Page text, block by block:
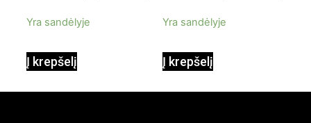
garinamasis,
Yra sandėlyje
Į krepšelį
Yra sandėlyje
Į krepšelį